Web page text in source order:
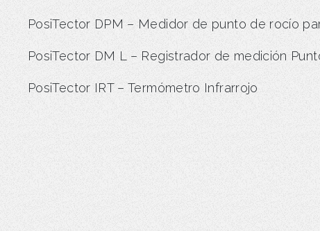
PosiTector DPM – Medidor de punto de rocío
PosiTector DM L – Registrador de medición
PosiTector IRT – Termómetro Infrarrojo